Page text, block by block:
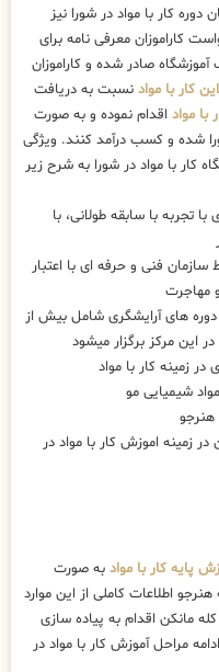
کار با مواد در شورا نیز
کاراموزان معرفی نامه برای
صادر شده و کاراموزان
کار با مواد نسبت به دریافت
با مواد اقدام نموده و به صورت
شده و کسب درآمد کنند. ویژگی
کار با مواد در شورا به شرح زیر
تجربه با سابقه طولانی، با
سازمان فنی و حرفه ای با اعتبار
مهاجرت
دوره های آرایشگری شامل بیش از
زمینه کار با مواد
شیمیایی مو
زمینه اموزش کار با مواد در
پایه کار با مواد به صورت
اطلاعات کاملی از این موارد
مانکن اقدام به پیاده سازی
مراحل آموزش کار با مواد در